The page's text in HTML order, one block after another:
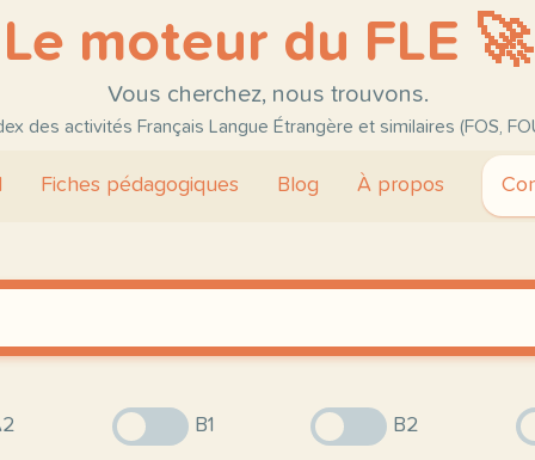
Le moteur du FLE 🚀
Vous cherchez, nous trouvons.
des activités Français Langue Étrangère et similaires (FOS,
Fiches pédagogiques Blog À propos
B1 B2